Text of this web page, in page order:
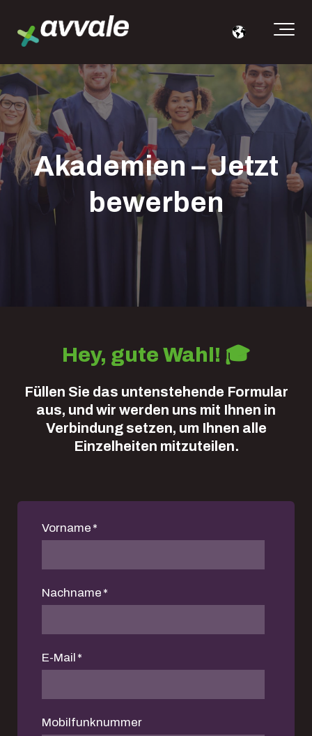
Akademien – Jetzt
bewerben
Hey, gute Wahl! 🎓
Füllen Sie das untenstehende Formular
aus, und wir werden uns mit Ihnen in
Verbindung setzen, um Ihnen alle
Einzelheiten mitzuteilen.
Vorname *
Nachname *
E-Mail *
Mobilfunknummer